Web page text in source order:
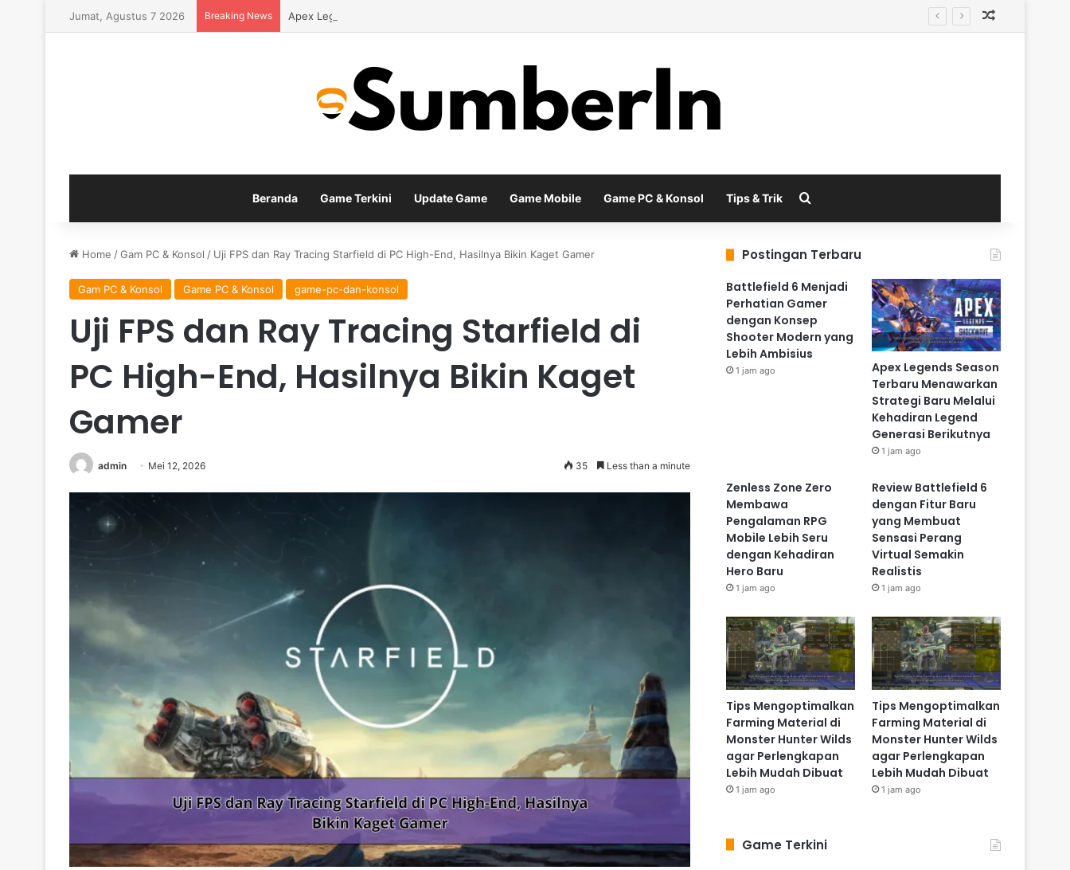
Jumat, Agustus 7 2026 Breaking News Apex Legends Season Terbaru Menawarkan Strategi Baru Melalui Kehadiran Legend Generasi Berikutnya
Beranda Game Terkini Update Game Game Mobile Game PC & Konsol Tips & Trik
Home /Gam PC & Konsol / Uji FPS dan Ray Tracing Starfield di PC High-End, Hasilnya Bikin Kaget Gamer
Gam PC & Konsol Game PC & Konsol game-pc-dan-konsol
Uji FPS dan Ray Tracing Starfield di
PC High-End, Hasilnya Bikin Kaget
Gamer
admin Mei 12, 2026 35 Less than a minute
Postingan Terbaru
Battlefield 6 Menjadi
Perhatian Gamer
dengan Konsep
Shooter Modern yang
Lebih Ambisius
1 jam ago
Apex Legends Season
Terbaru Menawarkan
Strategi Baru Melalui
Kehadiran Legend
Generasi Berikutnya
1 jam ago
Zenless Zone Zero
Membawa
Pengalaman RPG
Mobile Lebih Seru
dengan Kehadiran
Hero Baru
1 jam ago
Review Battlefield 6
dengan Fitur Baru
yang Membuat
Sensasi Perang
Virtual Semakin
Realistis
1 jam ago
Tips Mengoptimalkan
Farming Material di
Monster Hunter Wilds
agar Perlengkapan
Lebih Mudah Dibuat
1 jam ago
Tips Mengoptimalkan
Farming Material di
Monster Hunter Wilds
agar Perlengkapan
Lebih Mudah Dibuat
1 jam ago
Game Terkini